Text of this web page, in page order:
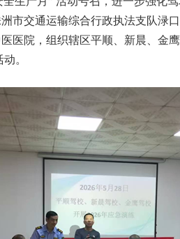
市交通运输综合行政执法支队渌
医院，组织辖区平顺、新晨、金
。